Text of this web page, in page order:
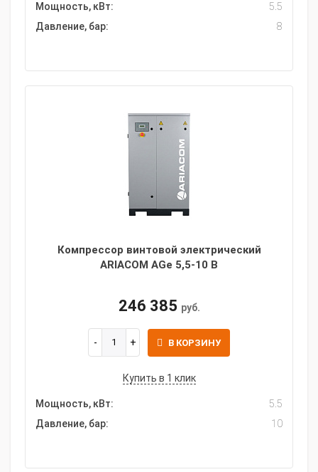
Мощность, кВт:
5.5
Давление, бар:
8
Компрессор винтовой электрический
ARIACOM AGe 5,5-10 B
246 385 руб.
В КОРЗИНУ
Купить в 1 клик
Мощность, кВт:
5.5
Давление, бар:
10